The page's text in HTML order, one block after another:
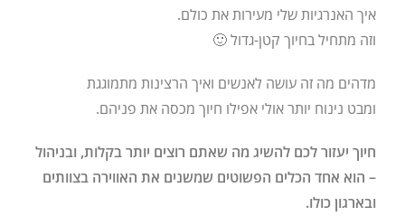
איך האנרגיות שלי מעירות את כולם.
וזה מתחיל בחיוך קטן-גדול 🙂
מדהים מה זה עושה לאנשים ואיך הרצינות מתמוגגת
ומבט נינוח יותר אולי אפילו חיוך מכסה את פניהם.
חיוך יעזור לכם להשיג מה שאתם רוצים יותר בקלות, ובניהול
– הוא אחד הכלים הפשוטים שמשנים את האווירה בצוותים
ובארגון כולו.